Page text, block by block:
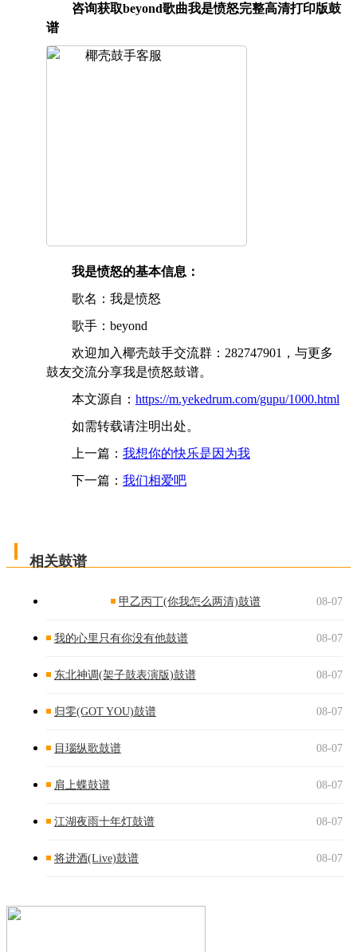
咨询获取beyond歌曲我是愤怒完整高清打印版鼓
谱
我是愤怒的基本信息：
歌名：我是愤怒
歌手：beyond
欢迎加入椰壳鼓手交流群：282747901，与更多
鼓友交流分享我是愤怒鼓谱。
本文源自： https://m.yekedrum.com/gupu/1000.html
如需转载请注明出处。
上一篇： 我想你的快乐是因为我
下一篇： 我们相爱吧
相关鼓谱
甲乙丙丁(你我怎么两清)鼓谱 08-07
我的心里只有你没有他鼓谱 08-07
东北神调(架子鼓表演版)鼓谱 08-07
归零(GOT YOU)鼓谱 08-07
目瑙纵歌鼓谱 08-07
肩上蝶鼓谱 08-07
江湖夜雨十年灯鼓谱 08-07
将进酒(Live)鼓谱 08-07